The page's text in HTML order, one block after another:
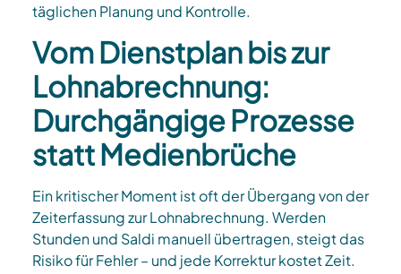
täglichen Planung und Kontrolle.
Vom Dienstplan bis zur
Lohnabrechnung:
Durchgängige Prozesse
statt Medienbrüche
Ein kritischer Moment ist oft der Übergang von der
Zeiterfassung zur Lohnabrechnung. Werden
Stunden und Saldi manuell übertragen, steigt das
Risiko für Fehler – und jede Korrektur kostet Zeit.